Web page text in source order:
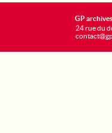
GP archives
24 rue du